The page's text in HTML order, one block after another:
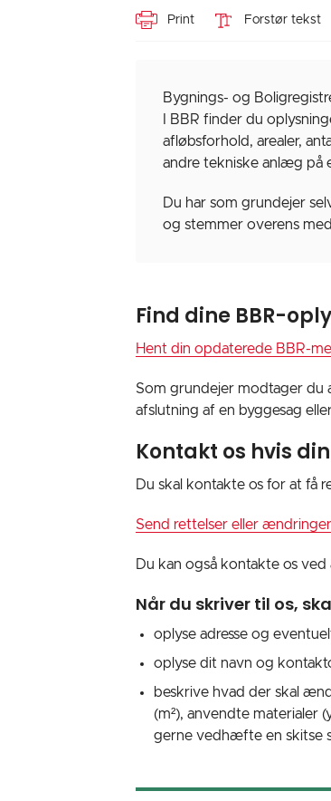
Print Forstør tekst
Bygnings- og
I BBR finder du
afløbsforhold, arealer,
andre tekniske anlæg på
Du har som grundejer
og stemmer overens
Find dine BBR-
Hent din opdaterede BBR-
Som grundejer modtager du
afslutning af en byggesag
Kontakt os hvis
Du skal kontakte os for at få
Send rettelser eller
Du kan også kontakte os ved
Når du skriver til os,
oplyse adresse og
oplyse dit navn og
beskrive hvad der skal
(m²), anvendte materialer
gerne vedhæfte en skitse